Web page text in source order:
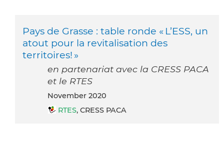
Pays de Grasse : table ronde « L’ESS, un
atout pour la revitalisation des
territoires! »
en partenariat avec la CRESS PACA
et le RTES
November 2020
RTES, CRESS PACA